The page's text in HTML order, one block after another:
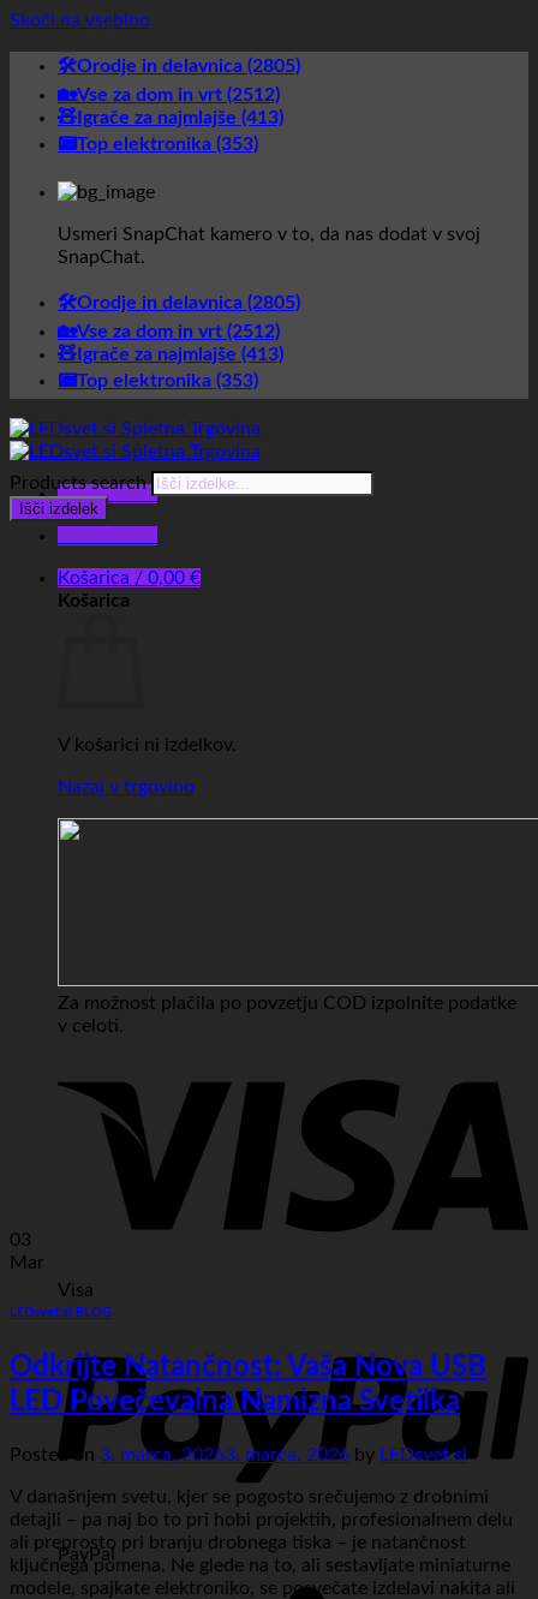
Skoči na vsebino
🛠️Orodje in delavnica (2805)
🏡Vse za dom in vrt (2512)
🧸Igrače za najmlajše (413)
📟Top elektronika (353)
Usmeri SnapChat kamero v to, da nas dodat v svoj
SnapChat.
🛠️Orodje in delavnica (2805)
🏡Vse za dom in vrt (2512)
🧸Igrače za najmlajše (413)
📟Top elektronika (353)
Glavni meni
Košarica / 0,00 €
Košarica
V košarici ni izdelkov.
Nazaj v trgovino
Za možnost plačila po povzetju COD izpolnite podatke
v celoti.
Visa
PayPal
Products search
Išči izdelek
03
Mar
LEDsvet.si BLOG
Odkrijte Natančnost: Vaša Nova USB
LED Povečevalna Namizna Svetilka
Posted on 3. marca, 20263. marca, 2026 by LEDsvet.si
V današnjem svetu, kjer se pogosto srečujemo z drobnimi
detajli – pa naj bo to pri hobi projektih, profesionalnem delu
ali preprosto pri branju drobnega tiska – je natančnost
ključnega pomena. Ne glede na to, ali sestavljate miniaturne
modele, spajkate elektroniko, se posvečate izdelavi nakita ali